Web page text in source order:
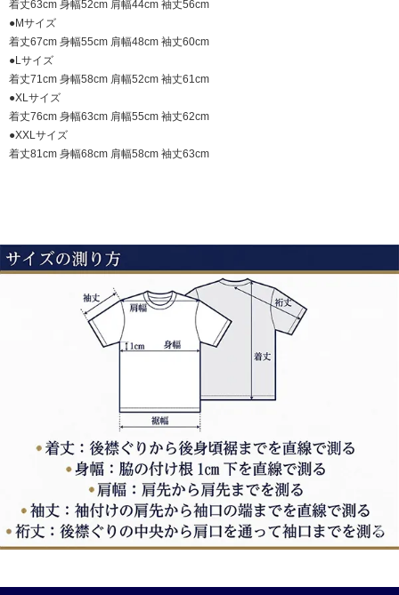
着丈63cm 身幅52cm 肩幅44cm 袖丈56cm
●Mサイズ
着丈67cm 身幅55cm 肩幅48cm 袖丈60cm
●Lサイズ
着丈71cm 身幅58cm 肩幅52cm 袖丈61cm
●XLサイズ
着丈76cm 身幅63cm 肩幅55cm 袖丈62cm
●XXLサイズ
着丈81cm 身幅68cm 肩幅58cm 袖丈63cm